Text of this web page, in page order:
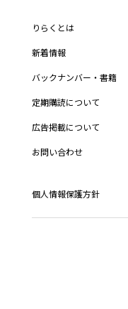
りらくとは
新着情報
バックナンバー・書籍
定期購読について
広告掲載について
お問い合わせ
個人情報保護方針